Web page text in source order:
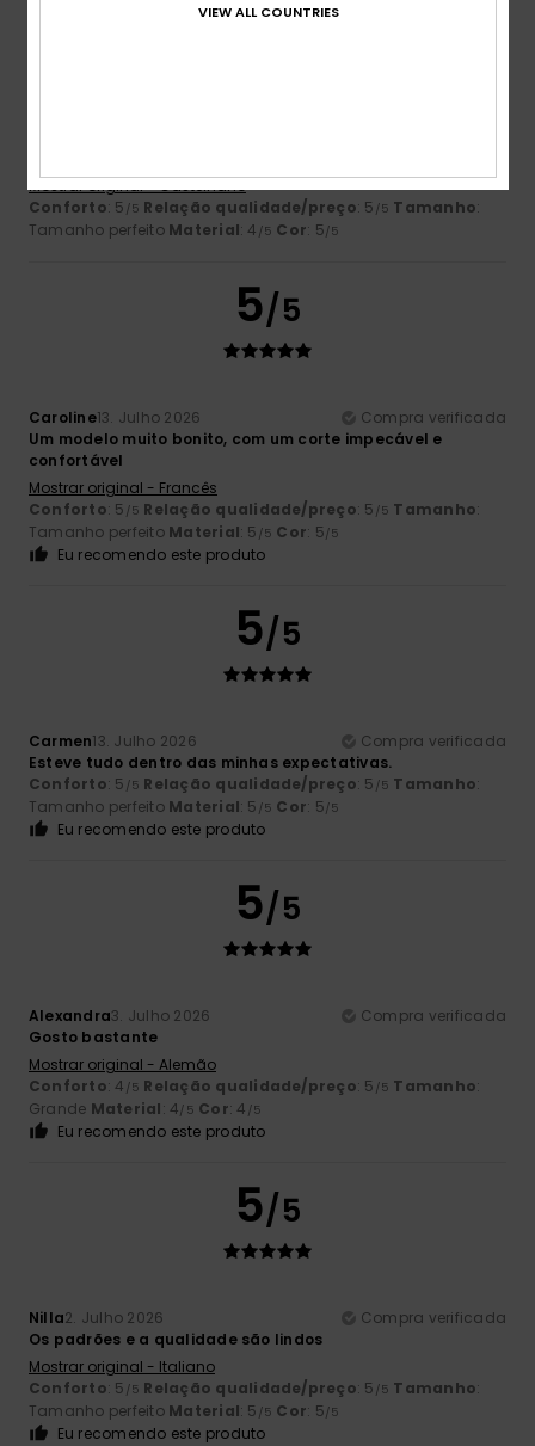
5/5
Mostrar original - Castelhano
Conforto: 5 /5 Relação qualidade/preço: 5 /5 Tamanho:
Tamanho perfeito Material: 4 /5 Cor: 5/5
5/5
Caroline13. Julho 2026
Compra verificada
Um modelo muito bonito, com um corte impecável e
confortável
Mostrar original - Francês
Conforto: 5 /5 Relação qualidade/preço: 5 /5 Tamanho:
Tamanho perfeito Material: 5 /5 Cor: 5/5
Eu recomendo este produto
5/5
Carmen13. Julho 2026
Compra verificada
Esteve tudo dentro das minhas expectativas.
Conforto: 5 /5 Relação qualidade/preço: 5 /5 Tamanho:
Tamanho perfeito Material: 5 /5 Cor: 5/5
Eu recomendo este produto
5/5
Alexandra3. Julho 2026
Compra verificada
Gosto bastante
Mostrar original - Alemão
Conforto: 4 /5 Relação qualidade/preço: 5 /5 Tamanho:
Grande Material: 4/5 Cor: 4 /5
Eu recomendo este produto
5/5
Nilla2. Julho 2026
Compra verificada
Os padrões e a qualidade são lindos
Mostrar original - Italiano
Conforto: 5 /5 Relação qualidade/preço: 5 /5 Tamanho:
Tamanho perfeito Material: 5 /5 Cor: 5/5
Eu recomendo este produto
VIEW ALL COUNTRIES